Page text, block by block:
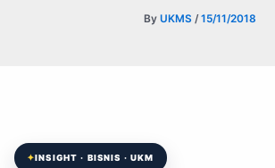
By UKMS /15/11/2018
✦INSIGHT · BISNIS · UKM